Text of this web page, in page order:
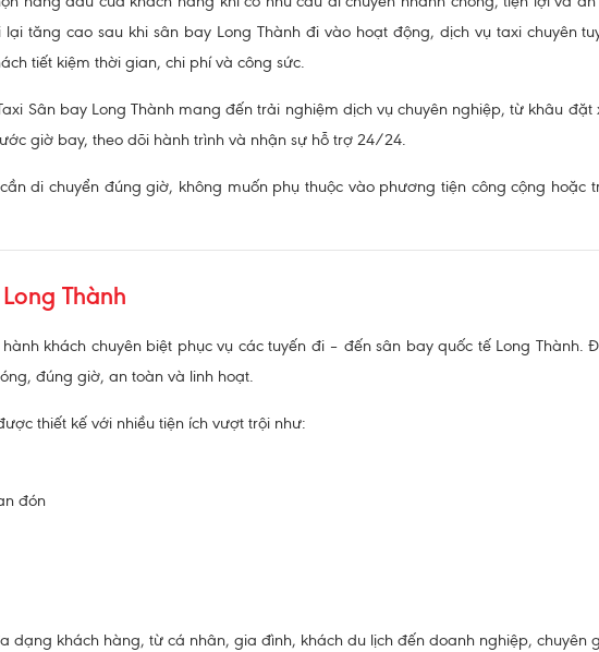
tăng cao sau khi sân bay Long Thành đi vào hoạt động, dịch vụ taxi chuyên
tiết kiệm thời gian, chi phí và công sức.
Sân bay Long Thành mang đến trải nghiệm dịch vụ chuyên nghiệp, từ khâu
giờ bay, theo dõi hành trình và nhận sự hỗ trợ 24/24.
di chuyển đúng giờ, không muốn phụ thuộc vào phương tiện công cộng hoặc
Thành
khách chuyên biệt phục vụ các tuyến đi – đến sân bay quốc tế Long
đúng giờ, an toàn và linh hoạt.
thiết kế với nhiều tiện ích vượt trội như:
đón
dạng khách hàng, từ cá nhân, gia đình, khách du lịch đến doanh nghiệp, chuyên